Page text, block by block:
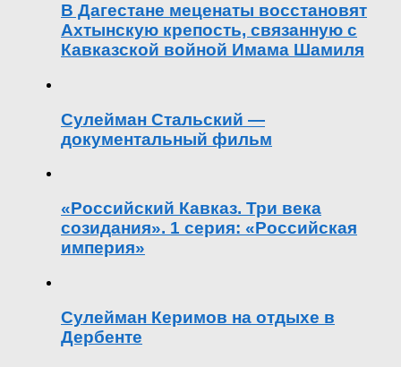
В Дагестане меценаты восстановят
Ахтынскую крепость, связанную с
Кавказской войной Имама Шамиля
Сулейман Стальский —
документальный фильм
«Российский Кавказ. Три века
созидания». 1 серия: «Российская
империя»
Сулейман Керимов на отдыхе в
Дербенте